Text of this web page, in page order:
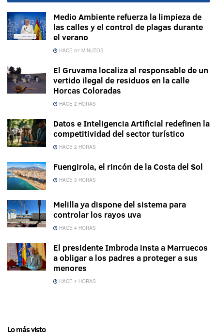
Medio Ambiente refuerza la limpieza de
las calles y el control de plagas durante
el verano
HACE 57 MINUTOS
El Gruvama localiza al responsable de un
vertido ilegal de residuos en la calle
Horcas Coloradas
HACE 2 HORAS
Datos e Inteligencia Artificial redefinen la
competitividad del sector turístico
HACE 2 HORAS
Fuengirola, el rincón de la Costa del Sol
HACE 3 HORAS
Melilla ya dispone del sistema para
controlar los rayos uva
HACE 4 HORAS
El presidente Imbroda insta a Marruecos
a obligar a los padres a proteger a sus
menores
HACE 4 HORAS
Lo más visto